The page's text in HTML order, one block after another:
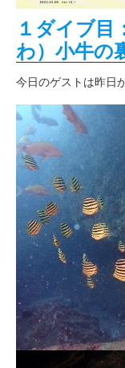
１ダイブ目
わ）小牛の
今日のゲストは昨日